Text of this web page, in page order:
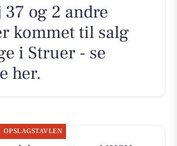
37 og 2 andre
kommet til salg
i Struer - se
her.
OPSLAGSTAVLEN